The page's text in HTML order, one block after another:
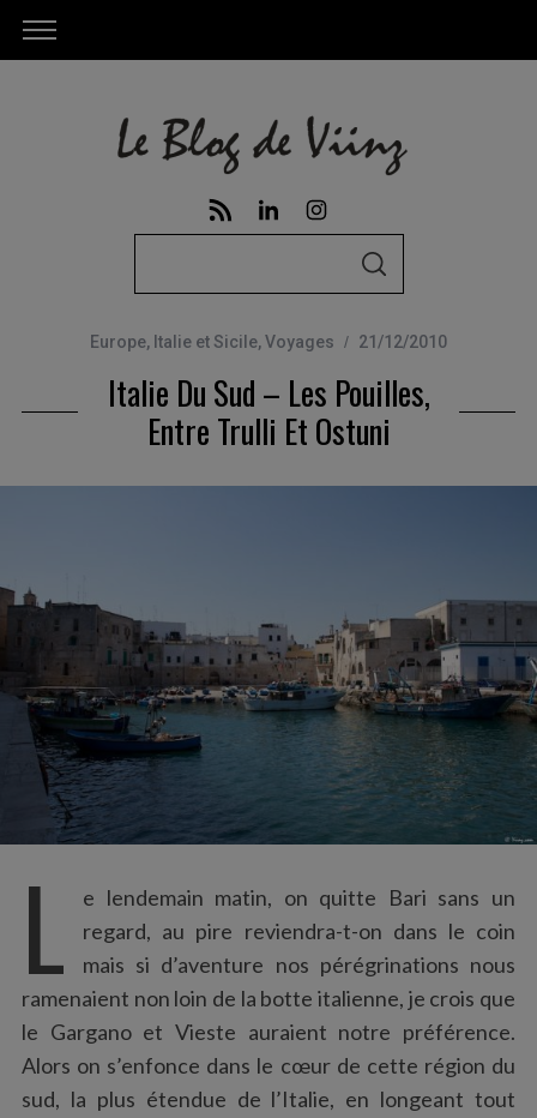
r
c
o
S
C
H
Europe, Italie et Sicile,Voyages 21/12/2010
Italie Du Sud – Les Pouilles,
Entre Trulli Et Ostuni
L
e lendemain matin, on quitte Bari sans un
regard, au pire reviendra-t-on dans le coin
mais si d’aventure nos pérégrinations nous
ramenaient non loin de la botte italienne, je crois que
le Gargano et Vieste auraient notre préférence.
Alors on s’enfonce dans le cœur de cette région du
sud, la plus étendue de l’Italie, en longeant tout